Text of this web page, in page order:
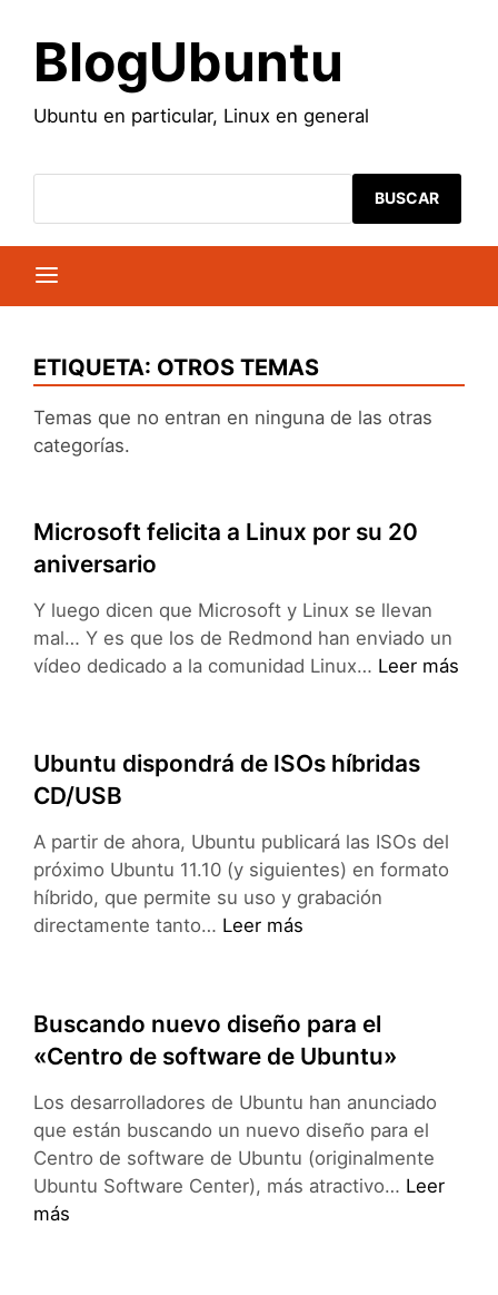
contenido
BlogUbuntu
Ubuntu en particular, Linux en general
BUSCAR
ETIQUETA: OTROS TEMAS
Temas que no entran en ninguna de las otras
categorías.
Microsoft felicita a Linux por su 20
aniversario
Y luego dicen que Microsoft y Linux se llevan
mal… Y es que los de Redmond han enviado un
vídeo dedicado a la comunidad Linux… Microsoft
Linux
por
20
aniversario
Leer más
Ubuntu dispondrá de ISOs híbridas
CD/USB
A partir de ahora, Ubuntu publicará las ISOs del
próximo Ubuntu 11.10 (y siguientes) en formato
híbrido, que permite su uso y grabación
directamente tanto… Ubuntu
híbridas
CD/USB
Leer más
Buscando nuevo diseño para el
«Centro de software de Ubuntu»
Los desarrolladores de Ubuntu han anunciado
que están buscando un nuevo diseño para el
Centro de software de Ubuntu (originalmente
Ubuntu Software Center), más atractivo… Buscando
Leer
más